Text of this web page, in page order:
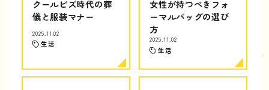
クールビズ時代の葬
儀と服装マナー
2025.11.02
生活
女性が持つべきフォ
ーマルバッグの選び
方
2025.11.02
生活